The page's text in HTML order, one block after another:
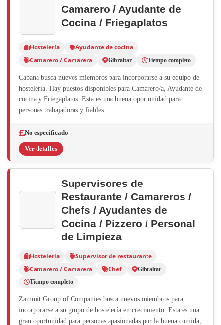
Camarero / Ayudante de
Cocina / Friegaplatos
Hostelería
Ayudante de cocina
Camarero / Camarera
Gibraltar Tiempo completo
Cabana busca nuevos miembros para incorporarse a su equipo de
hostelería. Hay puestos disponibles para Camarero/a, Ayudante de
cocina y Friegaplatos. Esta es una buena oportunidad para
personas trabajadoras y fiables...
No especificado
Ver detalles
Supervisores de
Restaurante / Camareros /
Chefs / Ayudantes de
Cocina / Pizzero / Personal
de Limpieza
Hostelería
Supervisor de restaurante
Camarero / Camarera
Chef
Gibraltar
Tiempo completo
Zammit Group of Companies busca nuevos miembros para
incorporarse a su grupo de hostelería en crecimiento. Esta es una
gran oportunidad para personas apasionadas por la buena comida,